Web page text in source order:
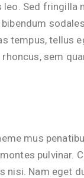
leo. Sed fringilla
tempus, tellus
sem
mus
pulvinar.
nisi. Nam eget